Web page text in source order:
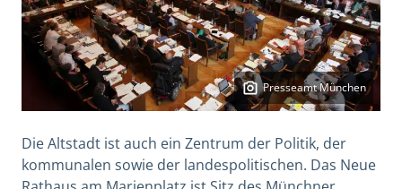
Presseamt München
Die Altstadt ist auch ein Zentrum der Politik, der
kommunalen sowie der landespolitischen. Das Neue